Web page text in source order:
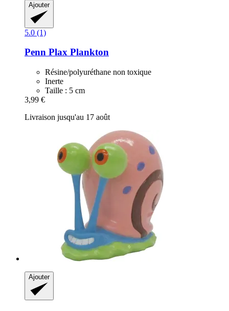
Ajouter
5.0 (1)
Penn Plax Plankton
Résine/polyuréthane non toxique
Inerte
Taille : 5 cm
3,99 €
Livraison jusqu'au 17 août
Ajouter